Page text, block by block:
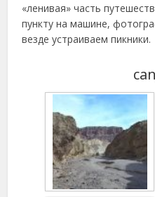
«ленивая» часть
пункту на машине,
везде устраиваем пикники.